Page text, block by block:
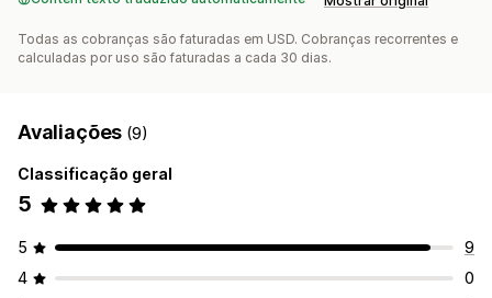
Todas as cobranças são faturadas em USD. Cobranças recorrentes e
calculadas por uso são faturadas a cada 30 dias.
Avaliações (9)
Classificação geral
5
5
9
4
0